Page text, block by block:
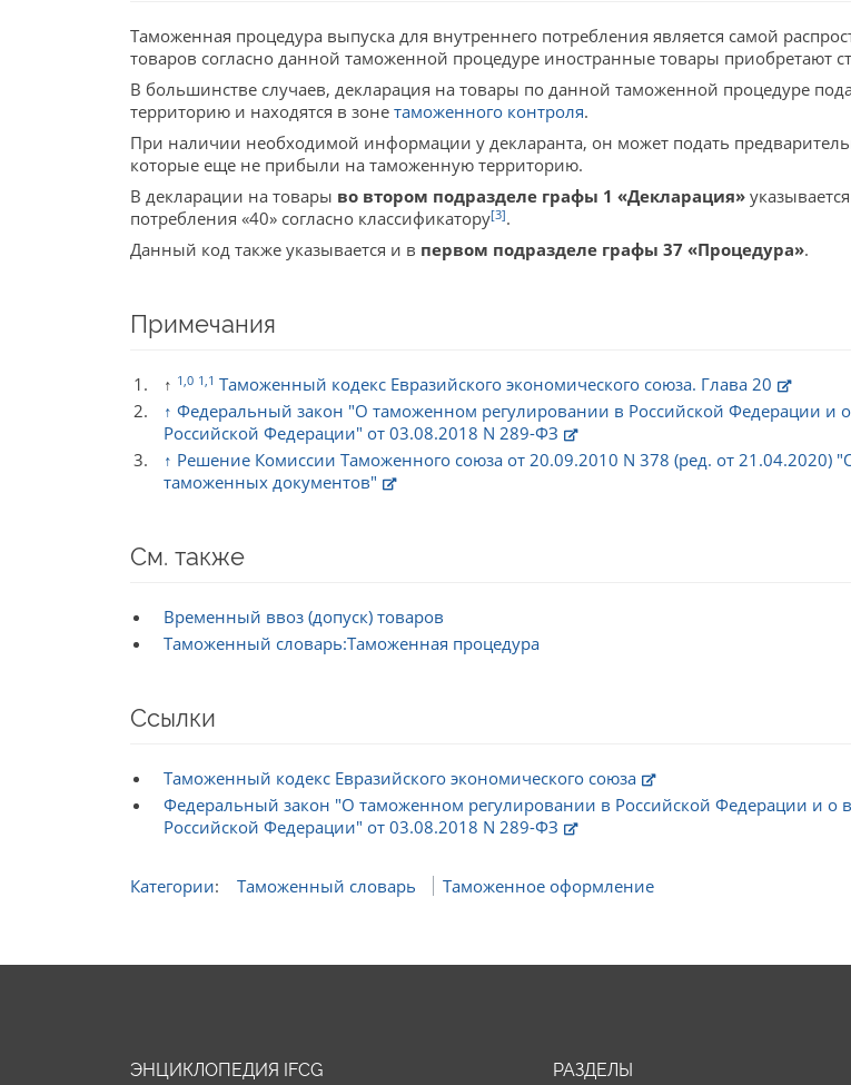
Таможенная процедура выпуска для внутреннего потребления является самой
товаров согласно данной таможенной процедуре иностранные товары приобретают
В большинстве случаев, декларация на товары по данной таможенной процедуре
территорию и находятся в зоне таможенного контроля.
При наличии необходимой информации у декларанта, он может подать
которые еще не прибыли на таможенную территорию.
В декларации на товары во втором подразделе графы 1 «Декларация»
потребления «40» согласно классификатору[3].
Данный код также указывается и в первом подразделе графы 37 «Процедура».
Примечания
↑ 1,0 1,1 Таможенный кодекс Евразийского экономического союза. Глава 20
↑ Федеральный закон "О таможенном регулировании в Российской Федерации и
Российской Федерации" от 03.08.2018 N 289-ФЗ
↑ Решение Комиссии Таможенного союза от 20.09.2010 N 378 (ред. от 21.04.2020)
таможенных документов"
См. также
Временный ввоз (допуск) товаров
Таможенный словарь:Таможенная процедура
Ссылки
Таможенный кодекс Евразийского экономического союза
Федеральный закон "О таможенном регулировании в Российской Федерации и о
Российской Федерации" от 03.08.2018 N 289-ФЗ
Категории: Таможенный словарь Таможенное оформление
ЭНЦИКЛОПЕДИЯ IFCG РАЗДЕЛЫ